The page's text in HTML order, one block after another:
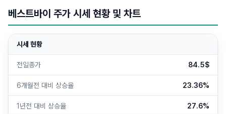
베스트바이 주가 시세 현황 및 차트
시세 현황
전일종가 84.5$
6개월전 대비 상승율 23.36%
1년전 대비 상승율 27.6%